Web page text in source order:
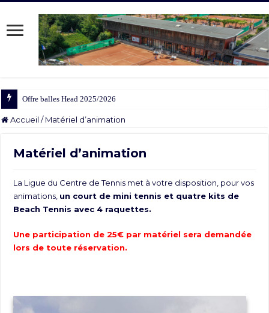
Offre balles Head 2025/2026
Accueil / Matériel d’animation
Matériel d’animation
La Ligue du Centre de Tennis met à votre disposition, pour vos
animations, un court de mini tennis et quatre kits de
Beach Tennis avec 4 raquettes.
Une participation de 25€ par matériel sera demandée
lors de toute réservation.